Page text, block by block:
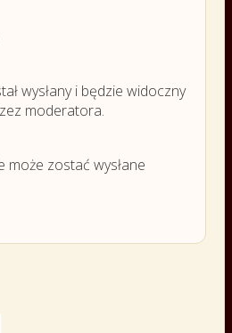
wysłany i będzie widoczny
moderatora.
może zostać wysłane